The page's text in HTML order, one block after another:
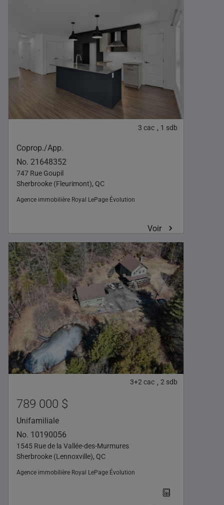
3 cac , 1 sdb
Coprop./App.
No. 21648352
747 Rue Goupil
Sherbrooke (Fleurimont), QC
Agence immobilière Royal LePage Évolution
Voir
3+2 cac , 2 sdb
789 000 $
Unifamiliale
No. 10190056
1545 Rue de la Vallée-des-Murmures
Sherbrooke (Lennoxville), QC
Agence immobilière Royal LePage Évolution